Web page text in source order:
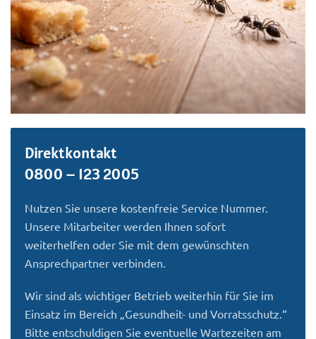
Direktkontakt
0800 – 123 2005
Nutzen Sie unsere kostenfreie Service Nummer.
Unsere Mitarbeiter werden Ihnen sofort
weiterhelfen oder Sie mit dem gewünschten
Ansprechpartner verbinden.
Wir sind als wichtiger Betrieb weiterhin für Sie im
Einsatz im Bereich „Gesundheit- und Vorratsschutz.“
Bitte entschuldigen Sie eventuelle Wartezeiten am